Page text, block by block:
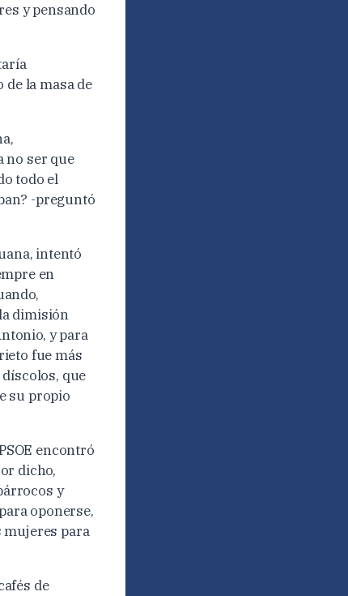
y pensando
la masa de
no ser que
todo el
-preguntó
intentó
en
dimisión
y para
fue más
que
su propio
encontró
dicho,
y
oponerse,
mujeres para
de